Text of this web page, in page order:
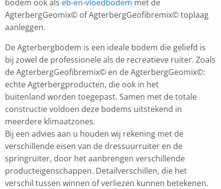
bodem ook als eb-en-vloedbodem met de
AgterbergGeomix© of AgterbergGeofibremix© toplaag
aanleggen.
De Agterbergbodem is een ideale bodem die geliefd is
bij zowel de professionele als de recreatieve ruiter. Zoals
de AgterbergGeofibremix© en de AgterbergGeomix©:
echte Agterbergproducten, die ook in het
buitenland worden toegepast. Samen met de totale
constructie voldoen deze bodems uitstekend in
meerdere klimaatzones.
Bij een advies aan u houden wij rekening met de
verschillende eisen van de dressuurruiter en de
springruiter, door het aanbrengen verschillende
producteigenschappen. Detailverschillen, die het
verschil tussen winnen of verliezen kunnen betekenen.